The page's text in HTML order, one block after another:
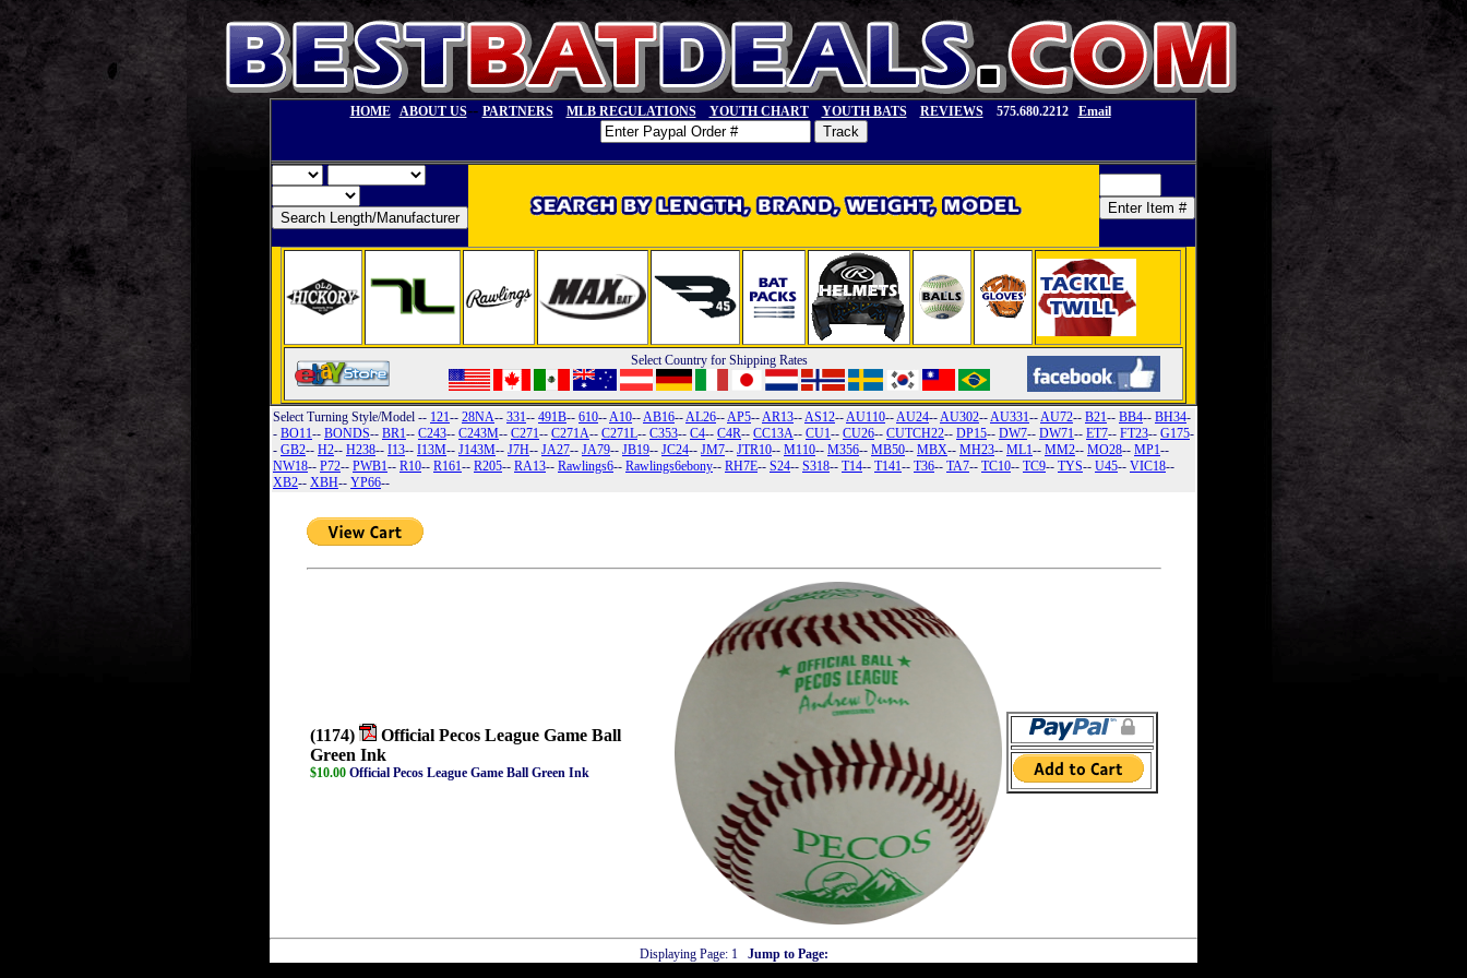
HOME ABOUT US-- PARTNERS MLB REGULATIONS YOUTH CHART YOUTH BATS REVIEWS 575.680.2212 Email
Select Country for Shipping Rates
Select Turning Style/Model -- 121-- 28NA-- 331-- 491B-- 610--A10--AB16--AL26--AP5--AR13--AS12--AU110--AU24--AU302--AU331--AU72-- B21-- BB4-- BH34-
- BO11-- BONDS-- BR1-- C243-- C243M-- C271-- C271A-- C271L-- C353-- C4-- C4R-- CC13A-- CU1-- CU26-- CUTCH22-- DP15-- DW7-- DW71-- ET7-- FT23-- G175-
- GB2-- H2-- H238-- I13-- I13M-- J143M-- J7H-- JA27-- JA79-- JB19-- JC24-- JM7-- JTR10-- M110-- M356-- MB50-- MBX-- MH23-- ML1-- MM2-- MO28-- MP1--
NW18-- P72-- PWB1-- R10-- R161-- R205-- RA13-- Rawlings6-- Rawlings6ebony-- RH7E-- S24-- S318-- T14-- T141-- T36-- TA7-- TC10-- TC9-- TYS-- U45-- VIC18--
XB2-- XBH-- YP66--
(1174)
Official Pecos League Game Ball
Green Ink
$10.00Official Pecos League Game Ball Green Ink
Displaying Page:1 Jump to Page: